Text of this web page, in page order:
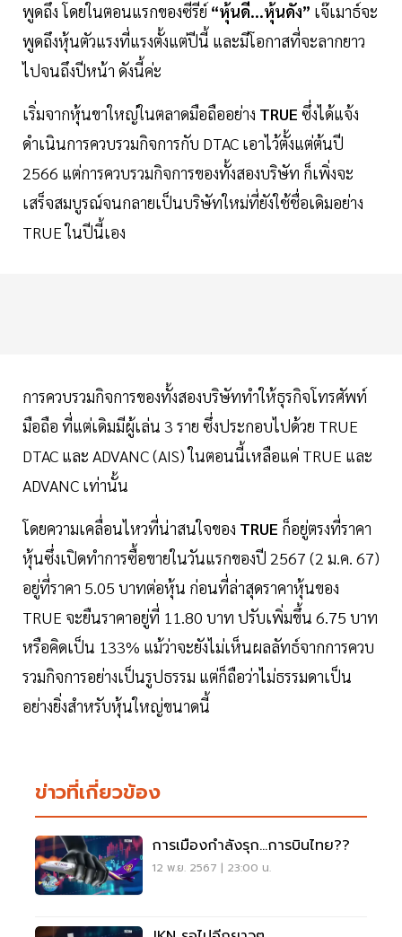
พูดถึง โดยในตอนแรกของซีรีย์ “หุ้นดี...หุ้นดัง” เจ๊เมาธ์จะ
พูดถึงหุ้นตัวแรงที่แรงตั้งแต่ปีนี้ และมีโอกาสที่จะลากยาว
ไปจนถึงปีหน้า ดังนี้ค่ะ
เริ่มจากหุ้นขาใหญ่ในตลาดมือถืออย่าง TRUE ซึ่งได้แจ้ง
ดำเนินการควบรวมกิจการกับ DTAC เอาไว้ตั้งแต่ต้นปี
2566 แต่การควบรวมกิจการของทั้งสองบริษัท ก็เพิ่งจะ
เสร็จสมบูรณ์จนกลายเป็นบริษัทใหม่ที่ยังใช้ชื่อเดิมอย่าง
TRUE ในปีนี้เอง
การควบรวมกิจการของทั้งสองบริษัททำให้ธุรกิจโทรศัพท์
มือถือ ที่แต่เดิมมีผู้เล่น 3 ราย ซึ่งประกอบไปด้วย TRUE
DTAC และ ADVANC (AIS) ในตอนนี้เหลือแค่ TRUE และ
ADVANC เท่านั้น
โดยความเคลื่อนไหวที่น่าสนใจของ TRUE ก็อยู่ตรงที่ราคา
หุ้นซึ่งเปิดทำการซื้อขายในวันแรกของปี 2567 (2 ม.ค. 67)
อยู่ที่ราคา 5.05 บาทต่อหุ้น ก่อนที่ล่าสุดราคาหุ้นของ
TRUE จะยืนราคาอยู่ที่ 11.80 บาท ปรับเพิ่มขึ้น 6.75 บาท
หรือคิดเป็น 133% แม้ว่าจะยังไม่เห็นผลลัทธ์จากการควบ
รวมกิจการอย่างเป็นรูปธรรม แต่ก็ถือว่าไม่ธรรมดาเป็น
อย่างยิ่งสำหรับหุ้นใหญ่ขนาดนี้
ข่าวที่เกี่ยวข้อง
การเมืองกำลังรุก...การบินไทย??
12 พ.ย. 2567 | 23:00 น.